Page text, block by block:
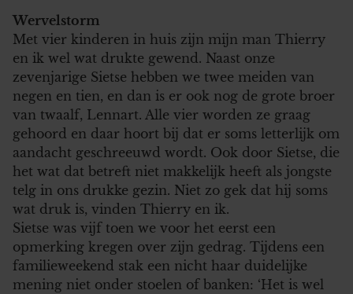
Wervelstorm
Met vier kinderen in huis zijn mijn man Thierry
en ik wel wat drukte gewend. Naast onze
zevenjarige Sietse hebben we twee meiden van
negen en tien, en dan is er ook nog de grote broer
van twaalf, Lennart. Alle vier worden ze graag
gehoord en daar hoort bij dat er soms letterlijk om
aandacht geschreeuwd wordt. Ook door Sietse, die
het wat dat betreft niet makkelijk heeft als jongste
telg in ons drukke gezin. Niet zo gek dat hij soms
wat druk is, vinden Thierry en ik.
Sietse was vijf toen we voor het eerst een
opmerking kregen over zijn gedrag. Tijdens een
familieweekend stak een nicht haar duidelijke
mening niet onder stoelen of banken: ‘Het is wel